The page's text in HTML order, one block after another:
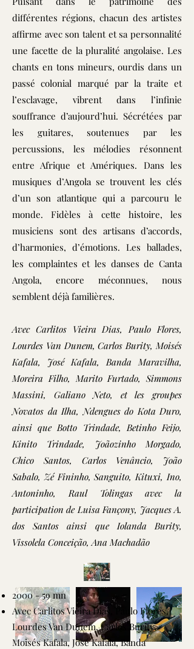
différentes régions, chacun des artistes
affirme avec son talent et sa personnalité
une facette de la pluralité angolaise. Les
chants en tons mineurs, ourdis dans un
passé colonial marqué par la traite et
l’esclavage, vibrent dans l’infinie
souffrance d’aujourd’hui. Sécrétées par
les guitares, soutenues par les
percussions, les mélodies résonnent
entre Afrique et Amériques. Dans les
musiques d’Angola se trouvent les clés
d’un son atlantique qui a parcouru le
monde. Fidèles à cette histoire, les
musiciens sont des artisans d’accords,
d’harmonies, d’émotions. Les ballades,
les complaintes et les danses de Canta
Angola, encore méconnues, nous
semblent déjà familières.
Avec Carlitos Vieira Dias, Paulo Flores,
Lourdes Van Dunem, Carlos Burity, Moisés
Kafala, José Kafala, Banda Maravilha,
Moreira Filho, Marito Furtado, Simmons
Massini, Galiano Neto, et les groupes
Novatos da Ilha, Ndengues do Kota Duro,
ainsi que Botto Trindade, Betinho Feijo,
Kinito Trindade, Joãozinho Morgado,
Chico Santos, Carlos Venâncio, João
Sabalo, Zé Fininho, Sanguito, Kituxi, Ino,
Antoninho, Raul Tolingas avec la
participation de Luisa Fançony, Jacques A.
dos Santos ainsi que Iolanda Burity,
Vissolela Conceição, Ana Machadão
2000 - 59 mn
Avec Carlitos Vieira Dias, Paulo Flores,
Lourdes Van Dunem, Carlos Burity,
Moisés Kafala, José Kafala, Banda